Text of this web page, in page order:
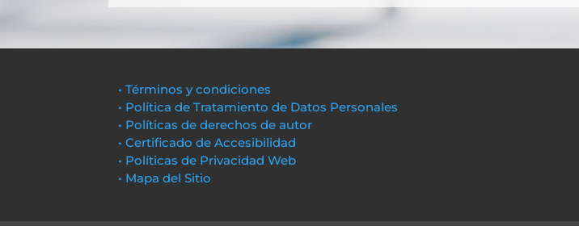
• Términos y condiciones
• Política de Tratamiento de Datos Personales
• Políticas de derechos de autor
• Certificado de Accesibilidad
• Políticas de Privacidad Web
• Mapa del Sitio